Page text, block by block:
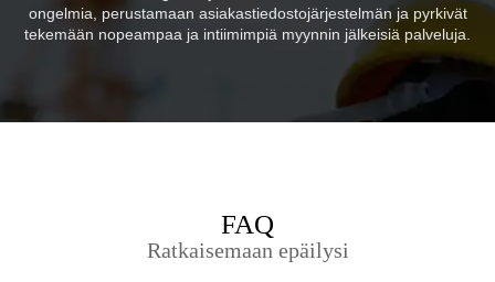
ongelmia, perustamaan asiakastiedostojärjestelmän ja pyrkivät
tekemään nopeampaa ja intiimimpiä myynnin jälkeisiä palveluja.
FAQ
Ratkaisemaan epäilysi